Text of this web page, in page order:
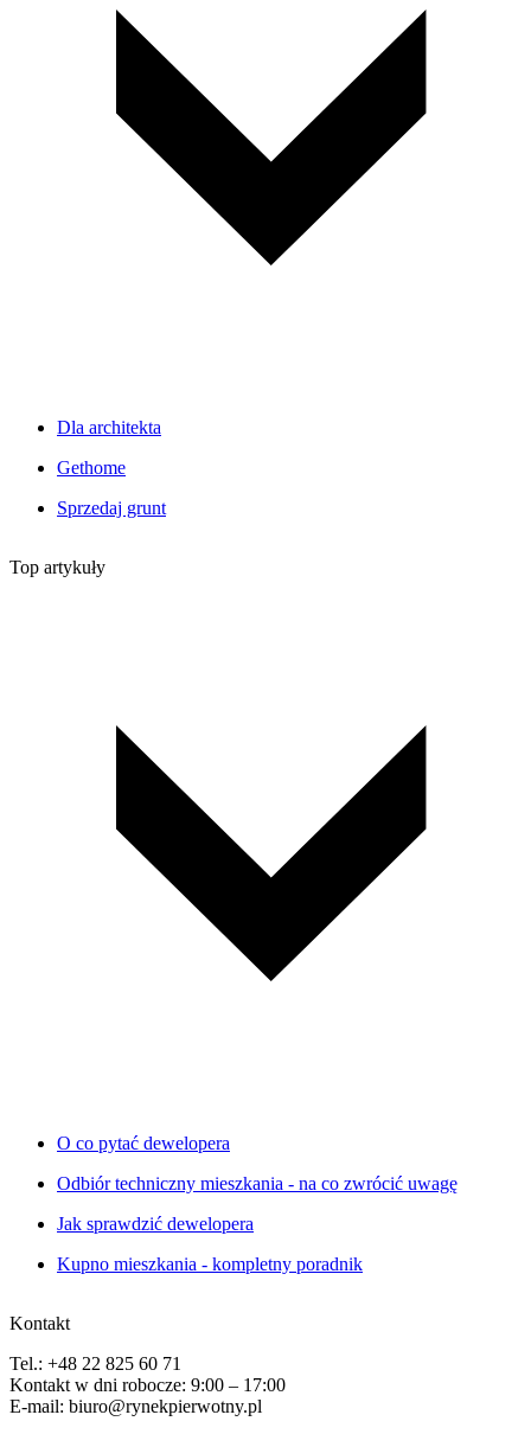
Dla architekta
Gethome
Sprzedaj grunt
Top artykuły
O co pytać dewelopera
Odbiór techniczny mieszkania - na co zwrócić uwagę
Jak sprawdzić dewelopera
Kupno mieszkania - kompletny poradnik
Kontakt
Tel.: +48 22 825 60 71
Kontakt w dni robocze: 9:00 – 17:00
E-mail: biuro@rynekpierwotny.pl